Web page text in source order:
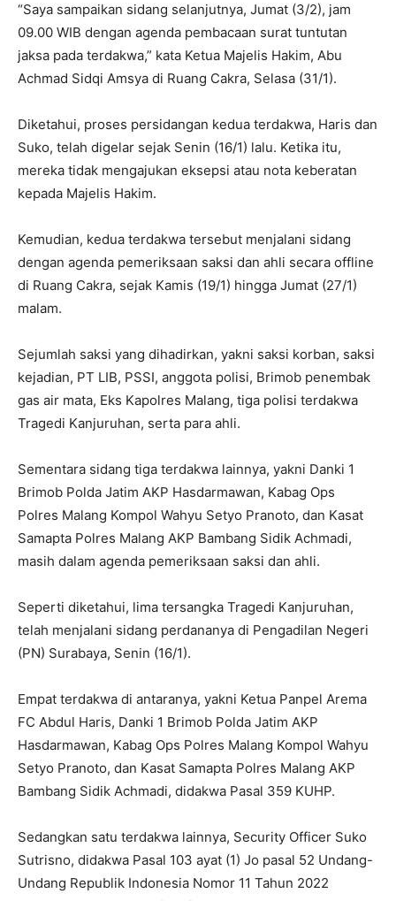
“Saya sampaikan sidang selanjutnya, Jumat (3/2), jam
09.00 WIB dengan agenda pembacaan surat tuntutan
jaksa pada terdakwa,” kata Ketua Majelis Hakim, Abu
Achmad Sidqi Amsya di Ruang Cakra, Selasa (31/1).
Diketahui, proses persidangan kedua terdakwa, Haris dan
Suko, telah digelar sejak Senin (16/1) lalu. Ketika itu,
mereka tidak mengajukan eksepsi atau nota keberatan
kepada Majelis Hakim.
Kemudian, kedua terdakwa tersebut menjalani sidang
dengan agenda pemeriksaan saksi dan ahli secara offline
di Ruang Cakra, sejak Kamis (19/1) hingga Jumat (27/1)
malam.
Sejumlah saksi yang dihadirkan, yakni saksi korban, saksi
kejadian, PT LIB, PSSI, anggota polisi, Brimob penembak
gas air mata, Eks Kapolres Malang, tiga polisi terdakwa
Tragedi Kanjuruhan, serta para ahli.
Sementara sidang tiga terdakwa lainnya, yakni Danki 1
Brimob Polda Jatim AKP Hasdarmawan, Kabag Ops
Polres Malang Kompol Wahyu Setyo Pranoto, dan Kasat
Samapta Polres Malang AKP Bambang Sidik Achmadi,
masih dalam agenda pemeriksaan saksi dan ahli.
Seperti diketahui, lima tersangka Tragedi Kanjuruhan,
telah menjalani sidang perdananya di Pengadilan Negeri
(PN) Surabaya, Senin (16/1).
Empat terdakwa di antaranya, yakni Ketua Panpel Arema
FC Abdul Haris, Danki 1 Brimob Polda Jatim AKP
Hasdarmawan, Kabag Ops Polres Malang Kompol Wahyu
Setyo Pranoto, dan Kasat Samapta Polres Malang AKP
Bambang Sidik Achmadi, didakwa Pasal 359 KUHP.
Sedangkan satu terdakwa lainnya, Security Officer Suko
Sutrisno, didakwa Pasal 103 ayat (1) Jo pasal 52 Undang-
Undang Republik Indonesia Nomor 11 Tahun 2022